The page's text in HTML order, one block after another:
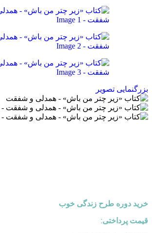
بزرگنمایی تصویر
خرید دوره طرح زندگی خوب
قیمت پرداختی: